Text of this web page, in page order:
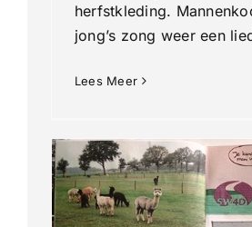
herfstkleding.
jong’s zong weer een
Lees Meer